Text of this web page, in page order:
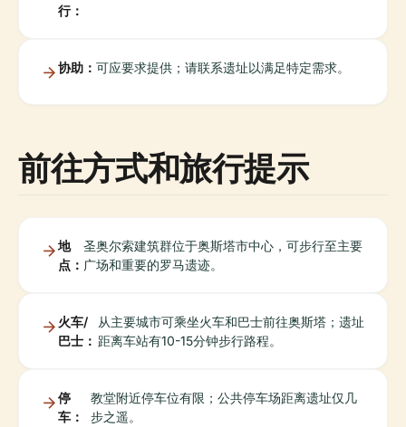
行：
协助： 可应要求提供；请联系遗址以满足特定需求。
前往方式和旅行提示
地
点：
圣奥尔索建筑群位于奥斯塔市中心，可步行至主要
广场和重要的罗马遗迹。
火车/
巴士：
从主要城市可乘坐火车和巴士前往奥斯塔；遗址
距离车站有10-15分钟步行路程。
停
车：
教堂附近停车位有限；公共停车场距离遗址仅几
步之遥。